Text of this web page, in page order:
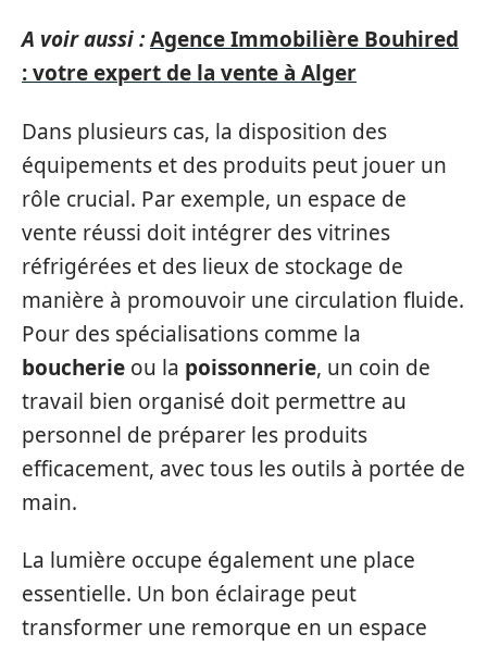
A voir aussi :Agence Immobilière Bouhired
: votre expert de la vente à Alger
Dans plusieurs cas, la disposition des
équipements et des produits peut jouer un
rôle crucial. Par exemple, un espace de
vente réussi doit intégrer des vitrines
réfrigérées et des lieux de stockage de
manière à promouvoir une circulation fluide.
Pour des spécialisations comme la
boucherie ou la poissonnerie, un coin de
travail bien organisé doit permettre au
personnel de préparer les produits
efficacement, avec tous les outils à portée de
main.
La lumière occupe également une place
essentielle. Un bon éclairage peut
transformer une remorque en un espace